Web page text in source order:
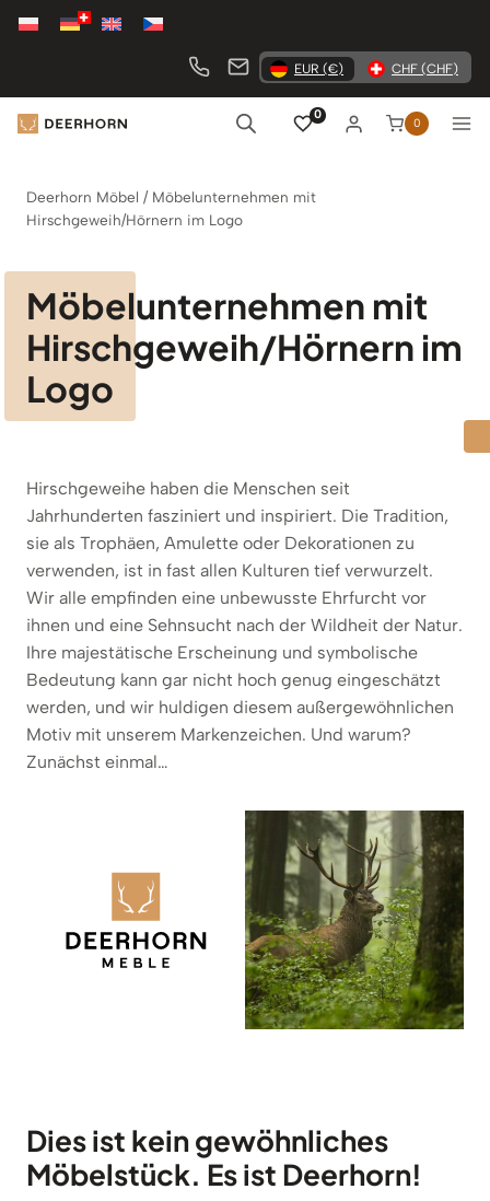
Zum
EUR (€) CHF (CHF)
0
0
Deerhorn Möbel / Möbelunternehmen mit
Hirschgeweih/Hörnern im Logo
Möbelunternehmen mit
Hirschgeweih/Hörnern im
Logo
Hirschgeweihe haben die Menschen seit
Jahrhunderten fasziniert und inspiriert. Die Tradition,
sie als Trophäen, Amulette oder Dekorationen zu
verwenden, ist in fast allen Kulturen tief verwurzelt.
Wir alle empfinden eine unbewusste Ehrfurcht vor
ihnen und eine Sehnsucht nach der Wildheit der Natur.
Ihre majestätische Erscheinung und symbolische
Bedeutung kann gar nicht hoch genug eingeschätzt
werden, und wir huldigen diesem außergewöhnlichen
Motiv mit unserem Markenzeichen. Und warum?
Zunächst einmal…
Dies ist kein gewöhnliches
Möbelstück. Es ist Deerhorn!